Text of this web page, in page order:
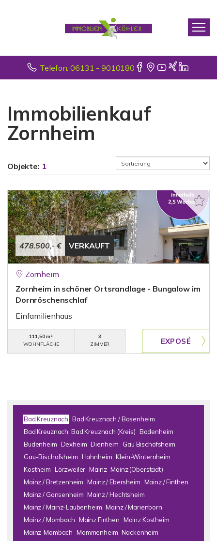
Telefon: 06131 - 9010180
Immobilienkauf
Zornheim
Objekte: 1
478.500,- € VERKAUFT
Zornheim
Zornheim in schöner Ortsrandlage - Bungalow im
Dornröschenschlaf
Einfamilienhaus
111,50 m²
WOHNFLÄCHE
3
ZIMMER
Bad Kreuznach Bad Kreuznach / Bosenheim
Bad Kreuznach, Bad Kreuznach (Kreis) Bodenheim
Budenheim Dexheim Dienheim
Gau Bischofsheim
Gau-Bischofsheim Hahnheim Klein-Winternheim
Kostheim Lörzweiler Mainz Mainz (Oberstadt)
Mainz / Bretzenheim Mainz / Ebersheim Mainz / Finthen
Mainz / Gonsenheim Mainz / Hechtsheim
Mainz / Mainz-Laubenheim Mainz / Marienborn
Mainz / Mombach Mainz Finthen Mainz Kostheim
Mainz-Mombach Mommenheim Nackenheim